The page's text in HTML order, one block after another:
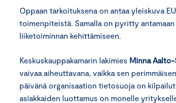
Oppaan tarkoituksena on antaa yleiskuva
toimenpiteistä. Samalla on pyritty
liiketoiminnan kehittämiseen.
Keskuskauppakamarin lakimies Minna
vaivaa aiheuttavana, vaikka sen
päivänä organisaation tietosuoja on
asiakkaiden luottamus on monelle